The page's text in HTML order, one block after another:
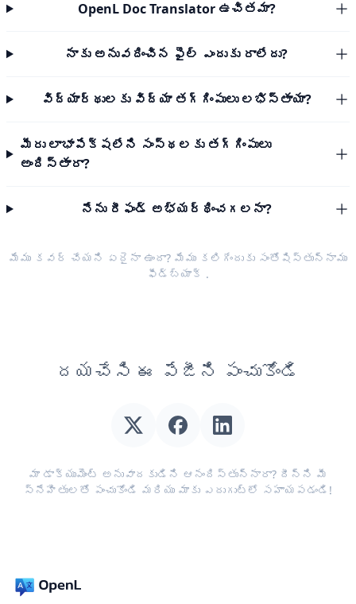
OpenL Doc Translator ఉచితమా?
నాకు అనువదించిన ఫైల్ ఎందుకు రాలేదు?
విద్యార్థులకు విద్యా తగ్గింపులు లభిస్తాయా?
మీరు లాభాపేక్షలేని సంస్థలకు తగ్గింపులు
అందిస్తారా?
నేను రీఫండ్ అభ్యర్థించగలనా?
మేము కవర్ చేయని ఏదైనా ఉందా? మేము కలిగేందుకు సంతోషిస్తున్నాము
ఫీడ్‌బ్యాక్ .
దయచేసి ఈ పేజీని పంచుకోండి
మా డాక్యుమెంట్ అనువాదకుడిని ఆనందిస్తున్నారా? దీన్ని మీ
స్నేహితులతో పంచుకోండి మరియు మాకు ఎదుగుట్లో సహాయపడండి!